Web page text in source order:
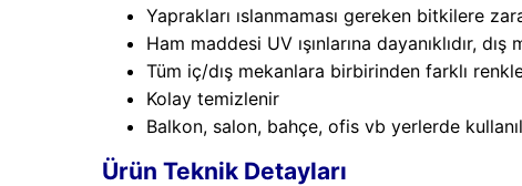
Yaprakları ıslanmaması gereken bitkilere
Ham maddesi UV ışınlarına dayanıklıdır,
Tüm iç/dış mekanlara birbirinden farklı
Kolay temizlenir
Balkon, salon, bahçe, ofis vb yerlerde
Ürün Teknik Detayları